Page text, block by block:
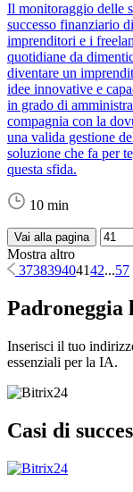
Il monitoraggio delle
successo finanziario
imprenditori e i
quotidiane da
diventare un
idee innovative e
in grado di
compagnia con la
una valida gestione
soluzione che fa per
questa sfida.
10 min
Vai alla pagina
Mostra altro
373839404142...57
Padroneggia
Inserisci il tuo
essenziali per la IA.
Casi di